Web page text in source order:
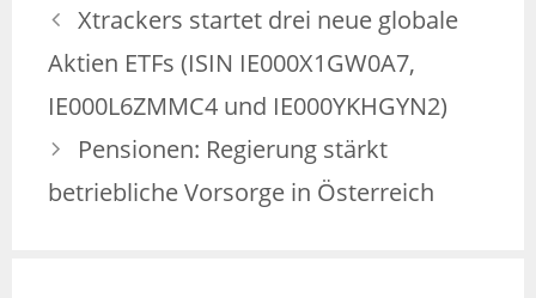
Xtrackers startet drei neue globale
Aktien ETFs (ISIN IE000X1GW0A7,
IE000L6ZMMC4 und IE000YKHGYN2)
Pensionen: Regierung stärkt
betriebliche Vorsorge in Österreich